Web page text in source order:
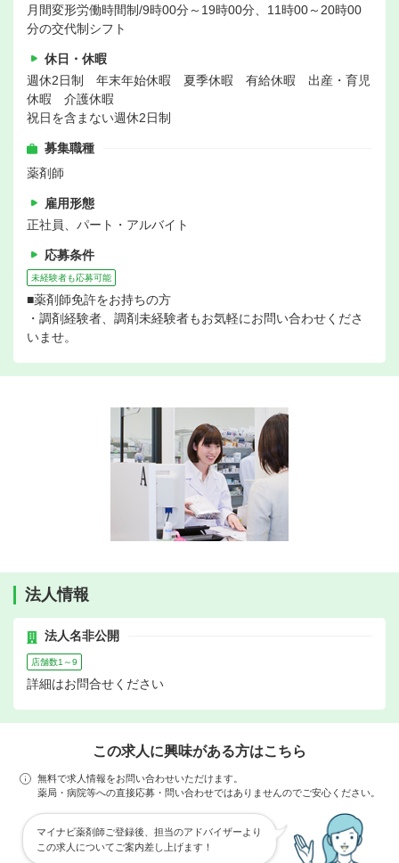
月間変形労働時間制/9時00分～19時00分、11時00～20時00
分の交代制シフト
休日・休暇
週休2日制 年末年始休暇 夏季休暇 有給休暇 出産・育児
休暇 介護休暇
祝日を含まない週休2日制
募集職種
薬剤師
雇用形態
正社員、パート・アルバイト
応募条件
未経験者も応募可能
■薬剤師免許をお持ちの方
・調剤経験者、調剤未経験者もお気軽にお問い合わせくださ
いませ。
法人情報
法人名非公開
店舗数1～9
詳細はお問合せください
この求人に興味がある方はこちら
無料で求人情報をお問い合わせいただけます。
薬局・病院等への直接応募・問い合わせではありませんのでご安心ください。
マイナビ薬剤師ご登録後、担当のアドバイザーより
この求人についてご案内差し上げます！